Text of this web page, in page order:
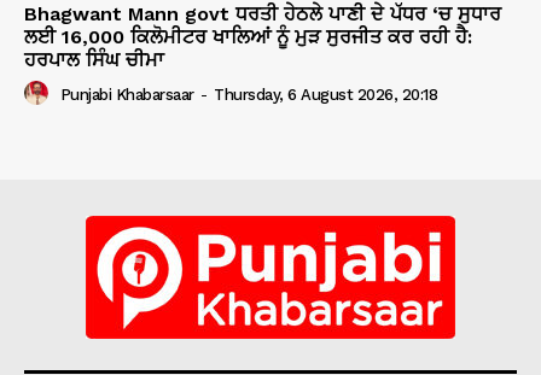
Bhagwant Mann govt ਧਰਤੀ ਹੇਠਲੇ ਪਾਣੀ ਦੇ ਪੱਧਰ ‘ਚ ਸੁਧਾਰ
ਲਈ 16,000 ਕਿਲੋਮੀਟਰ ਖਾਲਿਆਂ ਨੂੰ ਮੁੜ ਸੁਰਜੀਤ ਕਰ ਰਹੀ ਹੈ:
ਹਰਪਾਲ ਸਿੰਘ ਚੀਮਾ
Punjabi Khabarsaar - Thursday, 6 August 2026, 20:18